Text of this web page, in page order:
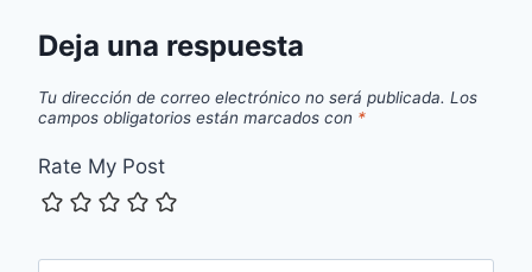
Deja una respuesta
Tu dirección de correo electrónico no será publicada. Los
campos obligatorios están marcados con *
Rate My Post